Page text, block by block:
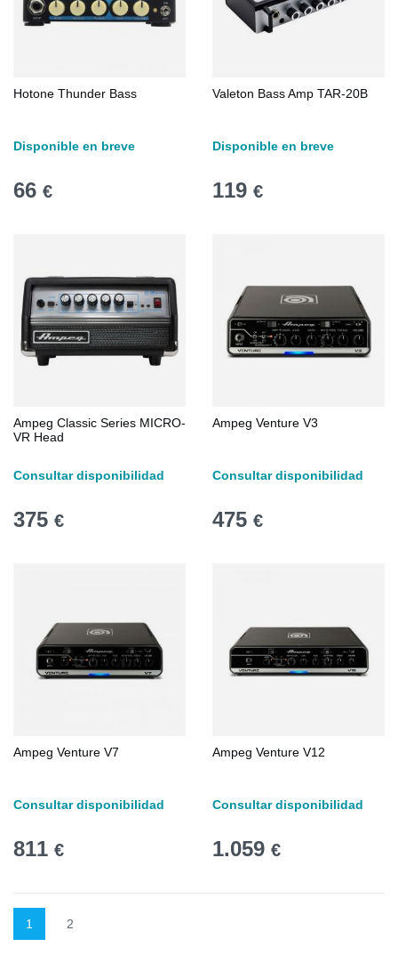
Hotone Thunder Bass
Disponible en breve
66 €
Valeton Bass Amp TAR-20B
Disponible en breve
119 €
Ampeg Classic Series MICRO-
VR Head
Consultar disponibilidad
375 €
Ampeg Venture V3
Consultar disponibilidad
475 €
Ampeg Venture V7
Consultar disponibilidad
811 €
Ampeg Venture V12
Consultar disponibilidad
1.059 €
1 2